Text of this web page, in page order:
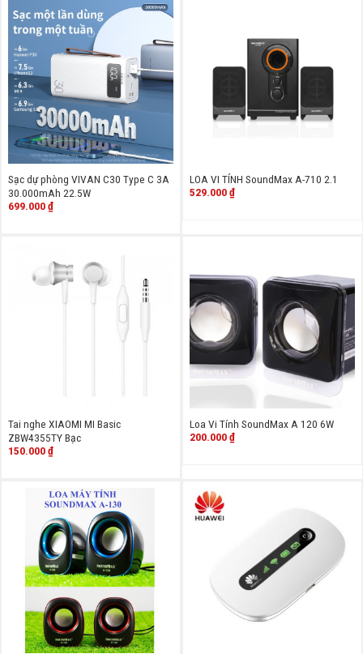
Sạc dự phòng VIVAN C30 Type C 3A
30.000mAh 22.5W
699.000₫
LOA VI TÍNH SoundMax A-710 2.1
529.000₫
Tai nghe XIAOMI MI Basic
ZBW4355TY Bạc
150.000₫
Loa Vi Tính SoundMax A 120 6W
200.000₫